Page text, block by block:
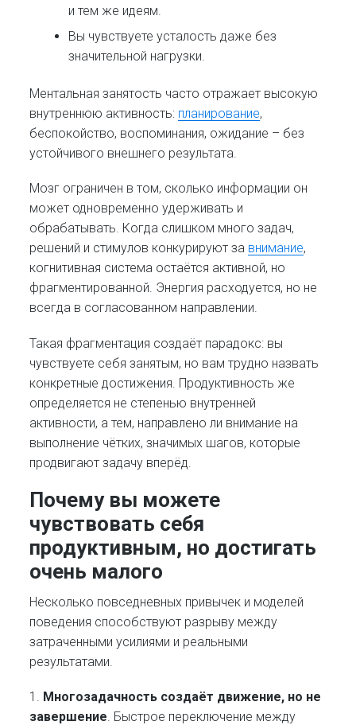
и тем же идеям.
Вы чувствуете усталость даже без
значительной нагрузки.
Ментальная занятость часто отражает высокую
внутреннюю активность: планирование,
беспокойство, воспоминания, ожидание – без
устойчивого внешнего результата.
Мозг ограничен в том, сколько информации он
может одновременно удерживать и
обрабатывать. Когда слишком много задач,
решений и стимулов конкурируют за внимание,
когнитивная система остаётся активной, но
фрагментированной. Энергия расходуется, но не
всегда в согласованном направлении.
Такая фрагментация создаёт парадокс: вы
чувствуете себя занятым, но вам трудно назвать
конкретные достижения. Продуктивность же
определяется не степенью внутренней
активности, а тем, направлено ли внимание на
выполнение чётких, значимых шагов, которые
продвигают задачу вперёд.
Почему вы можете
чувствовать себя
продуктивным, но достигать
очень малого
Несколько повседневных привычек и моделей
поведения способствуют разрыву между
затраченными усилиями и реальными
результатами.
1. Многозадачность создаёт движение, но не
завершение. Быстрое переключение между